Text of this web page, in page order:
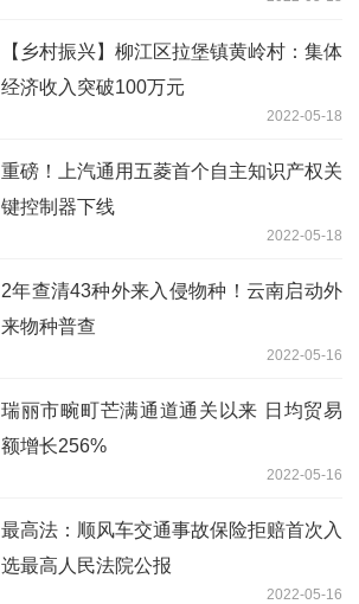
【乡村振兴】柳江区拉堡镇黄岭村：集体
经济收入突破100万元
2022-05-18
重磅！上汽通用五菱首个自主知识产权关
键控制器下线
2022-05-18
2年查清43种外来入侵物种！云南启动外
来物种普查
2022-05-16
瑞丽市畹町芒满通道通关以来 日均贸易
额增长256%
2022-05-16
最高法：顺风车交通事故保险拒赔首次入
选最高人民法院公报
2022-05-16